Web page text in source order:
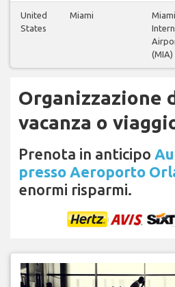
United
States
Miami
Miami
(MIA)
Organizzazione
vacanza o
Prenota in anticipo
presso Aeroporto
enormi risparmi.